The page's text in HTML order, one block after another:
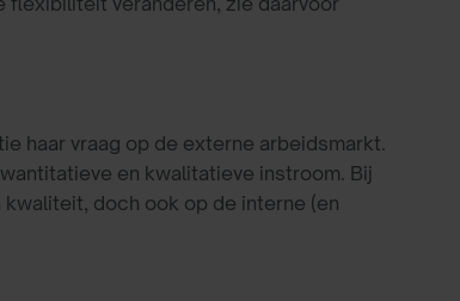
haar vraag op de externe arbeidsmarkt.
en kwalitatieve instroom. Bij
doch ook op de interne (en